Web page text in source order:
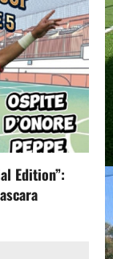
Edition”: